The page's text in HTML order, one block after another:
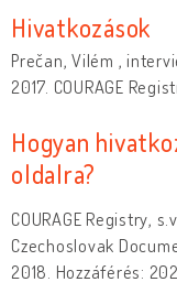
Hivatkozások
Prečan, Vilém ,
2017. COURAGE
Hogyan
oldalra?
COURAGE Registry,
Czechoslovak
2018. Hozzáférés: